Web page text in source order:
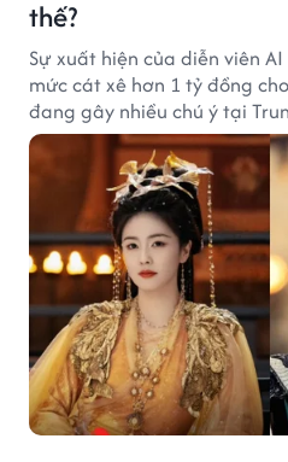
thế?
Sự xuất hiện của diễn viên
mức cát xê hơn 1 tỷ đồng
đang gây nhiều chú ý tại
không ít người đặt câu hỏi
đầu như Bạch Lộc, Triệu Lệ
trong tương lai.